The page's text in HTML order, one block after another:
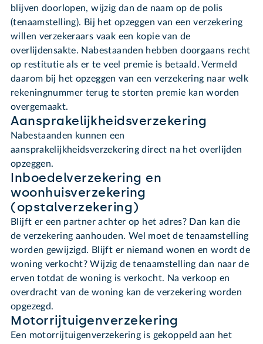
blijven doorlopen, wijzig dan de naam op de polis
(tenaamstelling). Bij het opzeggen van een verzekering
willen verzekeraars vaak een kopie van de
overlijdensakte. Nabestaanden hebben doorgaans recht
op restitutie als er te veel premie is betaald. Vermeld
daarom bij het opzeggen van een verzekering naar welk
rekeningnummer terug te storten premie kan worden
overgemaakt.
Aansprakelijkheidsverzekering
Nabestaanden kunnen een
aansprakelijkheidsverzekering direct na het overlijden
opzeggen.
Inboedelverzekering en
woonhuisverzekering
(opstalverzekering)
Blijft er een partner achter op het adres? Dan kan die
de verzekering aanhouden. Wel moet de tenaamstelling
worden gewijzigd. Blijft er niemand wonen en wordt de
woning verkocht? Wijzig de tenaamstelling dan naar de
erven totdat de woning is verkocht. Na verkoop en
overdracht van de woning kan de verzekering worden
opgezegd.
Motorrijtuigenverzekering
Een motorrijtuigenverzekering is gekoppeld aan het